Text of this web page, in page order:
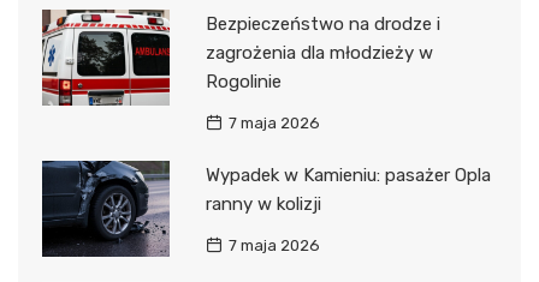
Bezpieczeństwo na drodze i
zagrożenia dla młodzieży w
Rogolinie
7 maja 2026
Wypadek w Kamieniu: pasażer Opla
ranny w kolizji
7 maja 2026